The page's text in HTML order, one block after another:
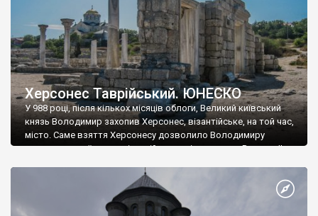
Херсонес Таврійський. ЮНЕСКО
У 988 році, після кількох місяців облоги, Великий київський
князь Володимир захопив Херсонес, візантійське, на той час,
місто. Саме взяття Херсонесу дозволило Володимиру
диктувати свої умови візантійському імператору Василю ІІ, та
Херсонесі Володимир-язичник, став Василем-християнином.
А потім було Хрещення Русі. На честь Херсонесу Таврійського